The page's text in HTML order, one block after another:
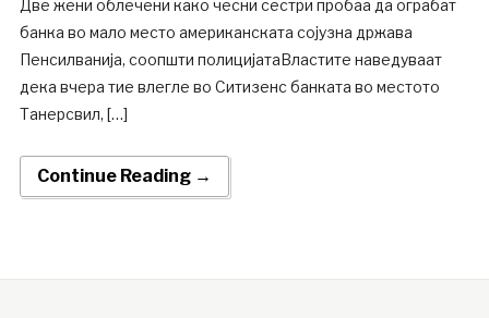
Две жени облечени како чесни сестри пробаа да ограбат
банка во мало место американската сојузна држава
Пенсилванија, соопшти полицијатаВластите наведуваат
дека вчера тие влегле во Ситизенс банката во местото
Танерсвил, […]
Continue Reading →